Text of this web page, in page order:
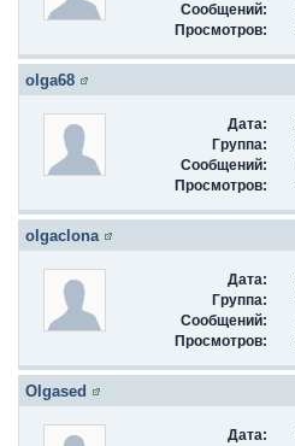
Сообщений:
Просмотров:
olga68
Дата:
Группа:
Сообщений:
Просмотров:
olgaclona
Дата:
Группа:
Сообщений:
Просмотров:
Olgased
Дата: